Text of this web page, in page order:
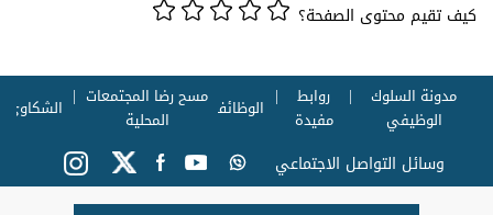
كيف تقيم محتوى الصفحة؟
مدونة السلوك
الوظيفي
روابط
مفيدة
الوظائف مسح رضا المجتمعات
المحلية
الشكاوي
وسائل التواصل الاجتماعي